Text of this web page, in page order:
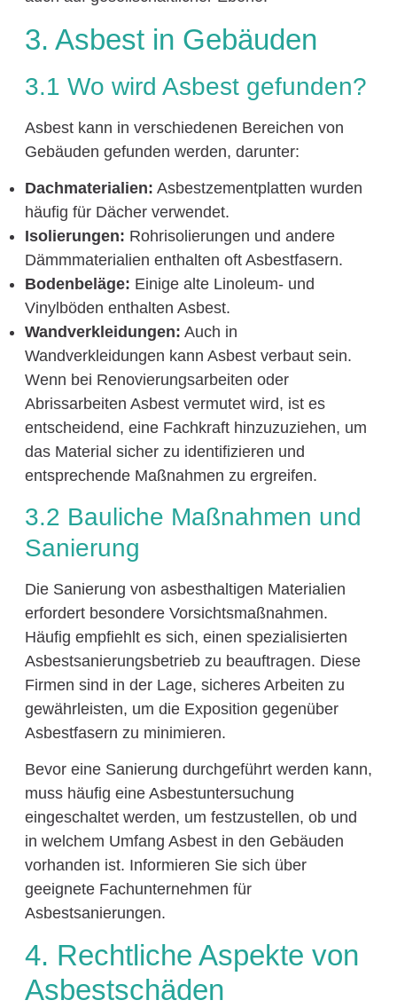
3. Asbest in Gebäuden
3.1 Wo wird Asbest gefunden?
Asbest kann in verschiedenen Bereichen von
Gebäuden gefunden werden, darunter:
Dachmaterialien: Asbestzementplatten wurden
häufig für Dächer verwendet.
Isolierungen: Rohrisolierungen und andere
Dämmmaterialien enthalten oft Asbestfasern.
Bodenbeläge: Einige alte Linoleum- und
Vinylböden enthalten Asbest.
Wandverkleidungen: Auch in
Wandverkleidungen kann Asbest verbaut sein.
Wenn bei Renovierungsarbeiten oder
Abrissarbeiten Asbest vermutet wird, ist es
entscheidend, eine Fachkraft hinzuzuziehen, um
das Material sicher zu identifizieren und
entsprechende Maßnahmen zu ergreifen.
3.2 Bauliche Maßnahmen und
Sanierung
Die Sanierung von asbesthaltigen Materialien
erfordert besondere Vorsichtsmaßnahmen.
Häufig empfiehlt es sich, einen spezialisierten
Asbestsanierungsbetrieb zu beauftragen. Diese
Firmen sind in der Lage, sicheres Arbeiten zu
gewährleisten, um die Exposition gegenüber
Asbestfasern zu minimieren.
Bevor eine Sanierung durchgeführt werden kann,
muss häufig eine Asbestuntersuchung
eingeschaltet werden, um festzustellen, ob und
in welchem Umfang Asbest in den Gebäuden
vorhanden ist. Informieren Sie sich über
geeignete Fachunternehmen für
Asbestsanierungen.
4. Rechtliche Aspekte von
Asbestschäden